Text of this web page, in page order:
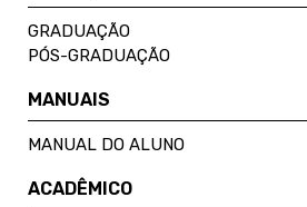
GRADUAÇÃO
PÓS-GRADUAÇÃO
MANUAIS
MANUAL DO ALUNO
ACADÊMICO